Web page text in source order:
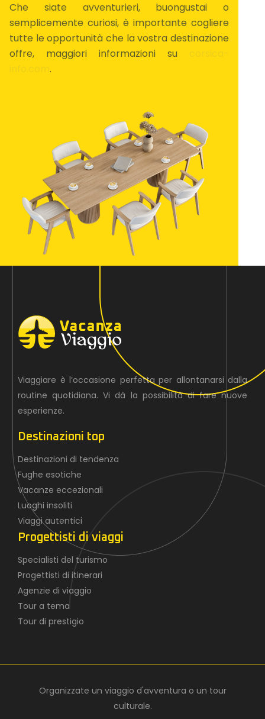
Che siate avventurieri, buongustai o
semplicemente curiosi, è importante cogliere
tutte le opportunità che la vostra destinazione
offre, maggiori informazioni su
info.com.
Viaggiare è l’occasione perfetta per allontanarsi dalla
routine quotidiana. Vi dà la possibilità di fare nuove
esperienze.
Destinazioni top
Destinazioni di tendenza
Fughe esotiche
Vacanze eccezionali
Luoghi insoliti
Viaggi autentici
Progettisti di viaggi
Specialisti del turismo
Progettisti di itinerari
Agenzie di viaggio
Tour a tema
Tour di prestigio
Organizzate un viaggio d'avventura o un tour
culturale.